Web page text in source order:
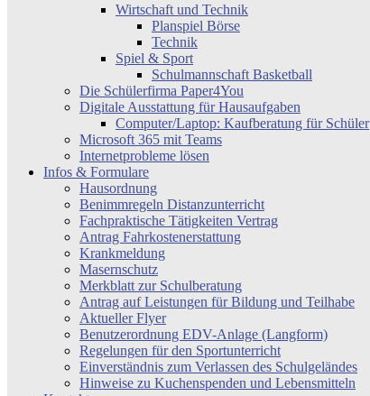
Wirtschaft und Technik
Planspiel Börse
Technik
Spiel & Sport
Schulmannschaft Basketball
Die Schülerfirma Paper4You
Digitale Ausstattung für Hausaufgaben
Computer/Laptop: Kaufberatung für Schüler
Microsoft 365 mit Teams
Internetprobleme lösen
Infos & Formulare
Hausordnung
Benimmregeln Distanzunterricht
Fachpraktische Tätigkeiten Vertrag
Antrag Fahrkostenerstattung
Krankmeldung
Masernschutz
Merkblatt zur Schulberatung
Antrag auf Leistungen für Bildung und Teilhabe
Aktueller Flyer
Benutzerordnung EDV-Anlage (Langform)
Regelungen für den Sportunterricht
Einverständnis zum Verlassen des Schulgeländes
Hinweise zu Kuchenspenden und Lebensmitteln